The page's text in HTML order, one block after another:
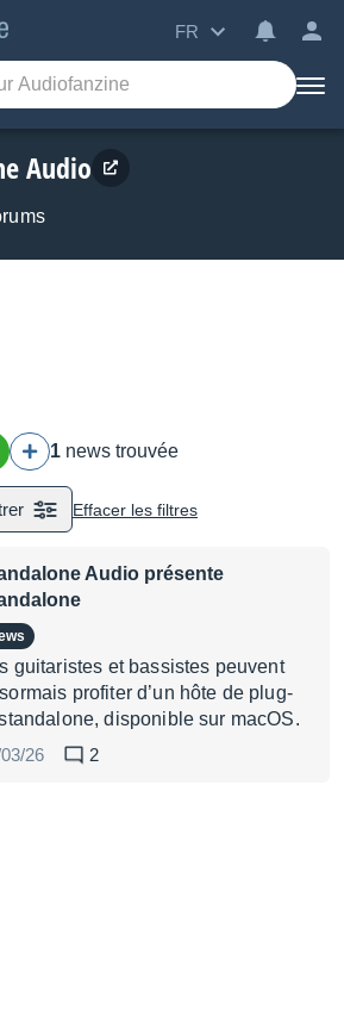
FR
Audio
1 news trouvée
Effacer les filtres
Audio présente
guitaristes et bassistes peuvent
profiter d’un hôte de plug-
disponible sur macOS.
26
2